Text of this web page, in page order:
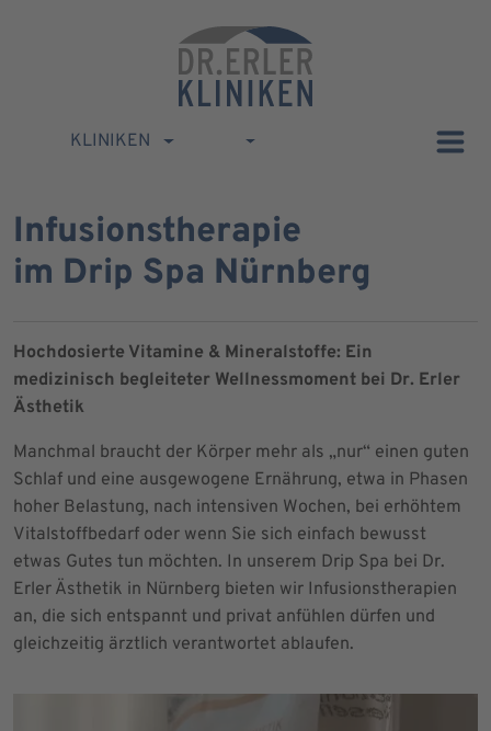
KLINIKEN
Infusionstherapie
im Drip Spa Nürnberg
Hochdosierte Vitamine & Mineralstoffe: Ein
medizinisch begleiteter Wellnessmoment bei Dr. Erler
Ästhetik
Manchmal braucht der Körper mehr als „nur“ einen guten
Schlaf und eine ausgewogene Ernährung, etwa in Phasen
hoher Belastung, nach intensiven Wochen, bei erhöhtem
Vitalstoffbedarf oder wenn Sie sich einfach bewusst
etwas Gutes tun möchten. In unserem Drip Spa bei Dr.
Erler Ästhetik in Nürnberg bieten wir Infusionstherapien
an, die sich entspannt und privat anfühlen dürfen und
gleichzeitig ärztlich verantwortet ablaufen.